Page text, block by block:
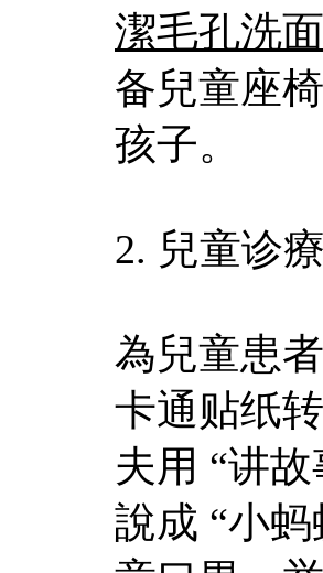
潔毛孔洗
备兒童座
孩子。​
2. 兒童诊
為兒童患
卡通贴纸
夫用 “讲
說成 “小